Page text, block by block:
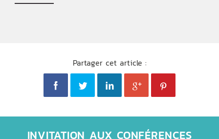
Partager cet article :
INVITATION AUX CONFÉRENCES